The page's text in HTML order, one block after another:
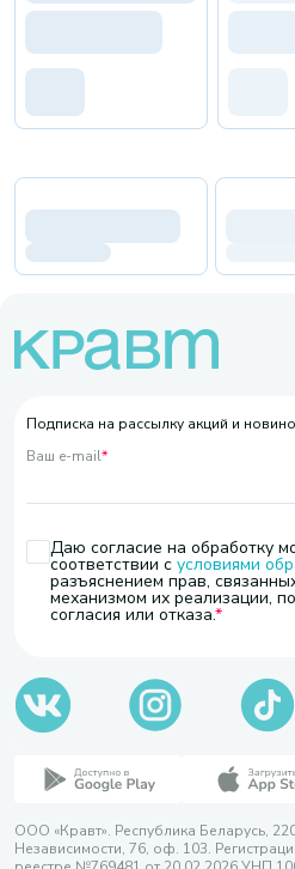
Подписка на рассылку акций и
Ваш e-mail*
Даю согласие на обработку
соответствии с условиями
разъяснением прав,
механизмом их реализации,
согласия или отказа.
ООО «Кравт». Республика Беларусь,
Независимости, 76, оф. 103.